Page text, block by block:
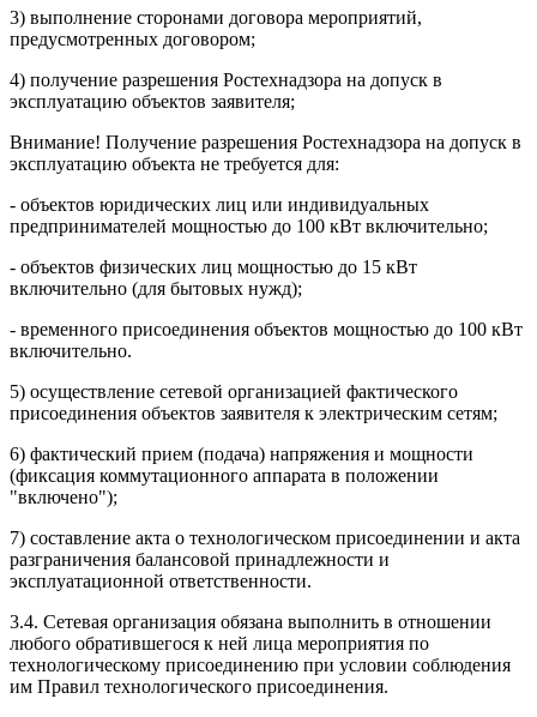
3) выполнение сторонами договора мероприятий,
предусмотренных договором;
4) получение разрешения Ростехнадзора на допуск в
эксплуатацию объектов заявителя;
Внимание! Получение разрешения Ростехнадзора на допуск в
эксплуатацию объекта не требуется для:
- объектов юридических лиц или индивидуальных
предпринимателей мощностью до 100 кВт включительно;
- объектов физических лиц мощностью до 15 кВт
включительно (для бытовых нужд);
- временного присоединения объектов мощностью до 100 кВт
включительно.
5) осуществление сетевой организацией фактического
присоединения объектов заявителя к электрическим сетям;
6) фактический прием (подача) напряжения и мощности
(фиксация коммутационного аппарата в положении
"включено");
7) составление акта о технологическом присоединении и акта
разграничения балансовой принадлежности и
эксплуатационной ответственности.
3.4. Сетевая организация обязана выполнить в отношении
любого обратившегося к ней лица мероприятия по
технологическому присоединению при условии соблюдения
им Правил технологического присоединения.